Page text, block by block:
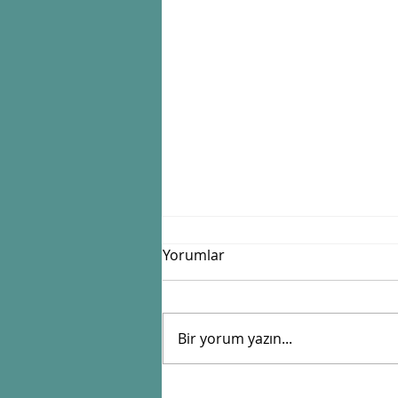
"Kaba erik"
Yorumlar
Bir yorum yazın...